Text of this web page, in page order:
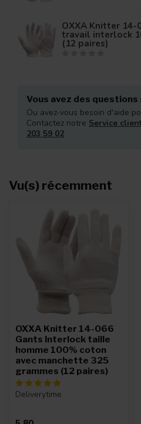
OXXA Knitter 14-
travail interlock
(12 paires)
Vous avez des
Ou avez-vous besoin d'aide
Contactez notre Service
203 59 02
Vu(s) récemment
OXXA Knitter 14-066
Gants Interlock taille
homme 100% coton
avec manchette 325
grammes (12 paires)
Deliverytime